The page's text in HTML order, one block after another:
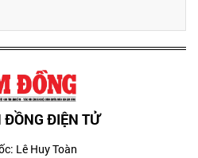
ĐỒNG ĐIỆN TỬ
Lê Huy Toàn